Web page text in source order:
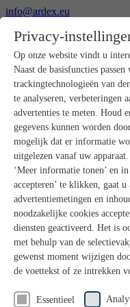
info@ardex.eu
Nederlands
Français
Producten
Ruwbouw
Dekvloeren
Voorbereiding
Vloeregalisaties
Afdichtingen
Tegellijmen
Voegmortels
Voegen /
Montagelijmen
Accessoires
PANDOMO®
Privacy-
Op onze website vindt u
Naast de basisfuncties
trackingtechnologieën van
te analyseren, verbeteringen
advertenties te meten. Houd
gegevens kunnen worden
mogelijk dat er informatie
uitgelezen vanaf uw
‘Meer informatie tonen’ en
accepteren’ te klikken, gaat
advertentiemetingen en
noodzakelijke cookies
diensten geactiveerd. Het is
met behulp van de
gewenst moment wijzigen
de voettekst of ze intrekken
Essentieel